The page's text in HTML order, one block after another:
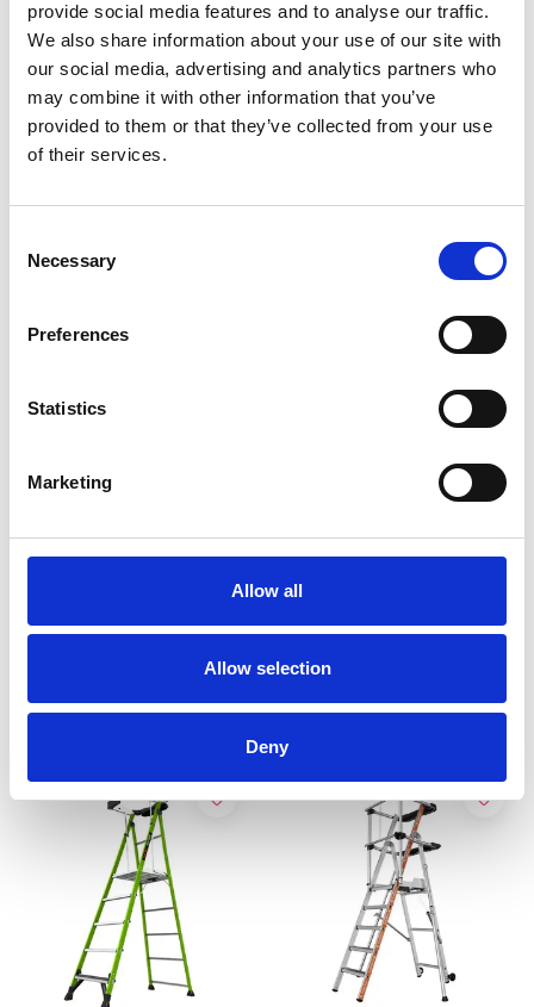
provide social media features and to analyse our traffic.
We also share information about your use of our site with
our social media, advertising and analytics partners who
may combine it with other information that you’ve
provided to them or that they’ve collected from your use
of their services.
Selection
Necessary
Preferences
Statistics
Marketing
Allow all
Allow selection
Deny
Mehr als 10.000 zufriedene
Produkt anzeigen
MwSt
Produkt anzeigen